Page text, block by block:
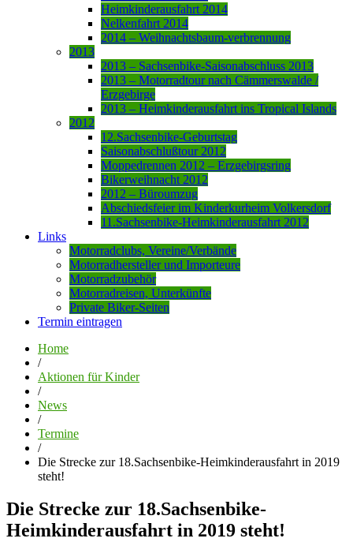
Heimkinderausfahrt 2014
Nelkenfahrt 2014
2014 – Weihnachtsbaum-verbrennung
2013
2013 – Sachsenbike-Saisonabschluss 2013
2013 – Motorradtour nach Cämmerswalde /
Erzgebirge
2013 – Heimkinderausfahrt ins Tropical Islands
2012
12.Sachsenbike-Geburtstag
Saisonabschlußtour 2012
Moppedrennen 2012 – Erzgebirgsring
Bikerweihnacht 2012
2012 – Büroumzug
Abschiedsfeier im Kinderkurheim Volkersdorf
11.Sachsenbike-Heimkinderausfahrt 2012
Links
Motorradclubs, Vereine/Verbände
Motorradhersteller und Importeure
Motorradzubehör
Motorradreisen, Unterkünfte
Private Biker-Seiten
Termin eintragen
Home
/
Aktionen für Kinder
/
News
/
Termine
/
Die Strecke zur 18.Sachsenbike-Heimkinderausfahrt in 2019
steht!
Die Strecke zur 18.Sachsenbike-
Heimkinderausfahrt in 2019 steht!